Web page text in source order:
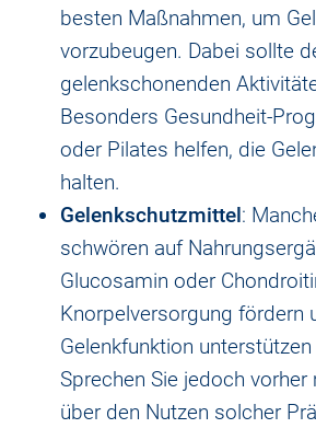
besten Maßnahmen, um
vorzubeugen. Dabei sollte
gelenkschonenden
Besonders Gesundheit-
oder Pilates helfen, die
halten.
Gelenkschutzmittel:
schwören auf
Glucosamin oder
Knorpelversorgung fördern
Gelenkfunktion unterstützen
Sprechen Sie jedoch
über den Nutzen solcher